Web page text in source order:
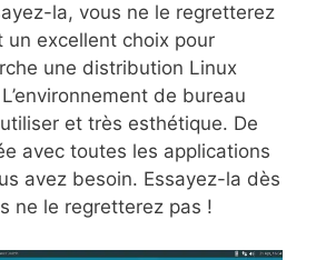
la, vous ne le regretterez
un excellent choix pour
une distribution Linux
de bureau
et très esthétique. De
avec toutes les applications
avez besoin. Essayez-la dès
ne le regretterez pas !